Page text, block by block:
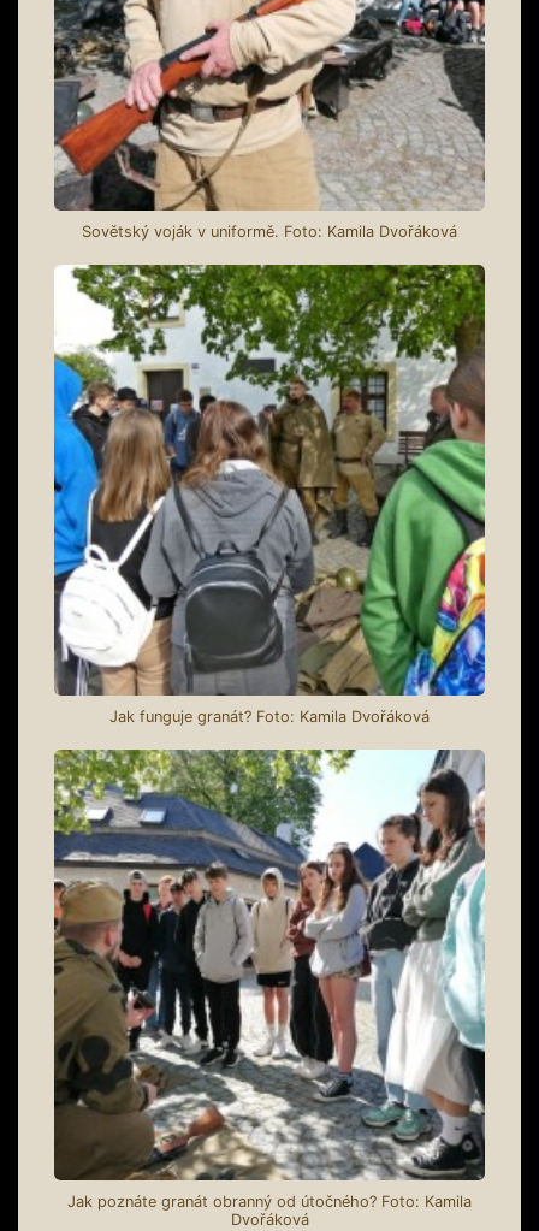
Sovětský voják v uniformě. Foto: Kamila Dvořáková
Jak funguje granát? Foto: Kamila Dvořáková
Jak poznáte granát obranný od útočného? Foto: Kamila
Dvořáková